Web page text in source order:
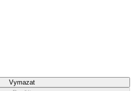
Vymazat